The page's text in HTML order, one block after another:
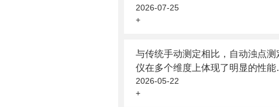
2026-07-25
+
与传统手动测定相比，自动浊点测
仪在多个维度上体现了明显的性能
升
2026-05-22
+